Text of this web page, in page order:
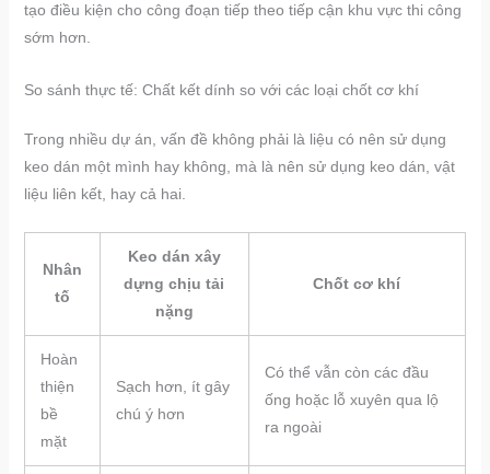
tạo điều kiện cho công đoạn tiếp theo tiếp cận khu vực thi công
sớm hơn.
So sánh thực tế: Chất kết dính so với các loại chốt cơ khí
Trong nhiều dự án, vấn đề không phải là liệu có nên sử dụng
keo dán một mình hay không, mà là nên sử dụng keo dán, vật
liệu liên kết, hay cả hai.
Nhân
tố
Keo dán xây
dựng chịu tải
nặng
Chốt cơ khí
Hoàn
thiện
bề
mặt
Sạch hơn, ít gây
chú ý hơn
Có thể vẫn còn các đầu
ống hoặc lỗ xuyên qua lộ
ra ngoài